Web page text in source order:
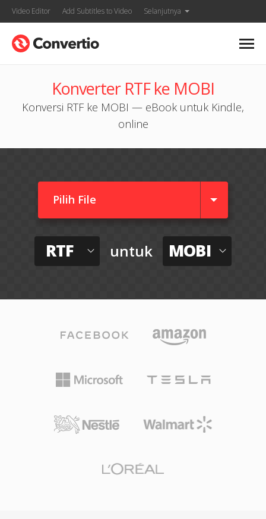
Video Editor Add Subtitles to Video Selanjutnya
Konverter RTF ke MOBI
Konversi RTF ke MOBI — eBook untuk Kindle,
online
Pilih File
RTF untuk MOBI